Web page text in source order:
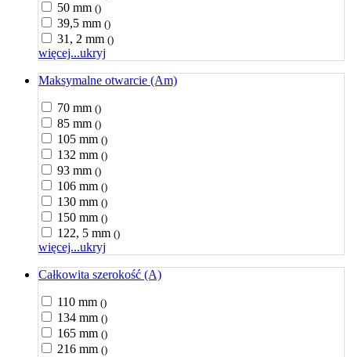
50 mm ()
39,5 mm ()
31, 2 mm ()
więcej...ukryj
Maksymalne otwarcie (Am)
70 mm ()
85 mm ()
105 mm ()
132 mm ()
93 mm ()
106 mm ()
130 mm ()
150 mm ()
122, 5 mm ()
więcej...ukryj
Całkowita szerokość (A)
110 mm ()
134 mm ()
165 mm ()
216 mm ()